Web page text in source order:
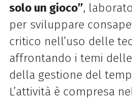
solo un gioco”,
per sviluppare
critico nell’uso delle
affrontando i temi
della gestione del
L’attività è compresa